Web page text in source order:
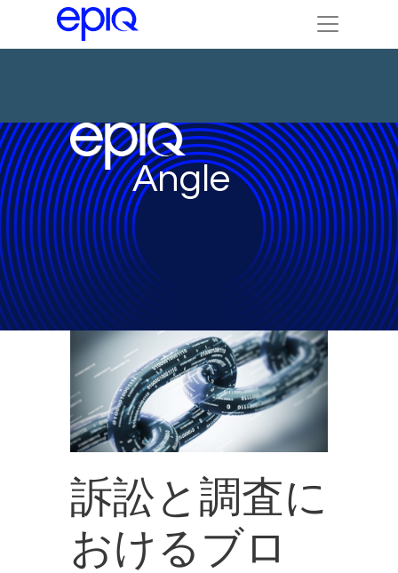
Angle
訴訟と調査に
おけるブロ